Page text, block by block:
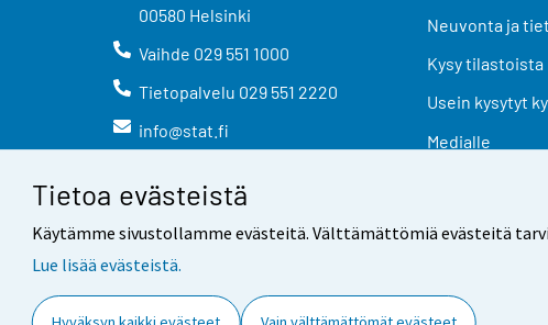
Tietoa evästeistä
Käytämme sivustollamme evästeitä. Välttämättömiä evästeitä
Lue lisää evästeistä.
00580 Helsinki
Vaihde 029 551 1000
Tietopalvelu 029 551 2220
info@stat.fi
Neuvonta ja
Kysy tilastoista
Usein kysytyt
Medialle
Yhteystiedot Palaute